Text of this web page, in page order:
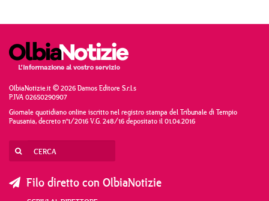
OlbiaNotizie.it © 2026 Damos Editore S.r.l.s
P.IVA 02650290907
Giornale quotidiano online iscritto nel registro stampa del Tribunale di Tempio
Pausania, decreto n°1/2016 V.G. 248/16 depositato il 01.04.2016
Filo diretto con OlbiaNotizie